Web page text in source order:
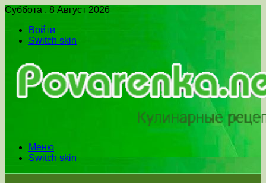
Суббота , 8 Август 2026
Войти
Switch skin
Меню
Switch skin